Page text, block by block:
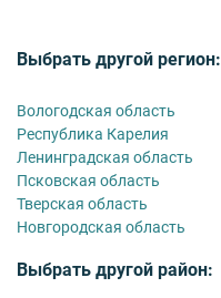
Выбрать другой регион:
Вологодская область
Республика Карелия
Ленинградская область
Псковская область
Тверская область
Новгородская область
Выбрать другой район: